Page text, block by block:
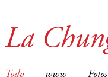
La
Todo www Fotos